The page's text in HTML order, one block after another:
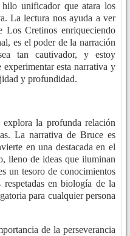
unificador que atara los
La lectura nos ayuda a ver
Cretinos enriqueciendo
es el poder de la narración
tan cautivador, y estoy
esta narrativa y
y profundidad.
la profunda relación
La narrativa de Bruce es
en una destacada en el
lleno de ideas que iluminan
un tesoro de conocimientos
en biología de la
para cualquier persona
de la perseverancia